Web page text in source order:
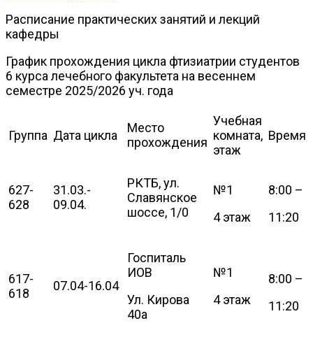
Расписание практических занятий и лекций
кафедры
График прохождения цикла фтизиатрии студентов
6 курса лечебного факультета на весеннем
семестре 2025/2026 уч. года
Группа Дата цикла
Место
прохождения
Учебная
комната,
этаж
Время
627-
628
31.03.-
09.04.
РКТБ, ул.
Славянское
шоссе, 1/0
№1
4 этаж
8:00 –
11:20
617-
618
07.04-16.04
Госпиталь
ИОВ
Ул. Кирова
40а
№1
4 этаж
8:00 –
11:20